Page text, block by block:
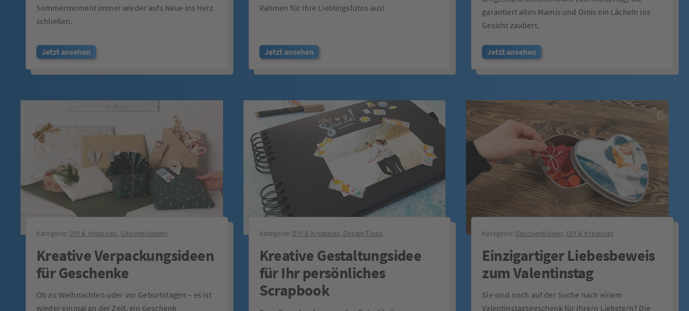
Sommermoment immer wieder aufs Neue ins Herz
schließen.
Jetzt ansehen
Rahmen für Ihre Lieblingsfotos aus!
Jetzt ansehen
garantiert allen Mamis und Omis ein Lächeln ins
Gesicht zaubert.
Jetzt ansehen
Kategorie: DIY & Kreatives, Geschenkideen
Kreative Verpackungsideen
für Geschenke
Ob zu Weihnachten oder vor Geburtstagen – es ist
wieder einmal an der Zeit, ein Geschenk
Kategorie: DIY & Kreatives, Design-Tipps
Kreative Gestaltungsidee
für Ihr persönliches
Scrapbook
Kategorie: Geschenkideen, DIY & Kreatives
Einzigartiger Liebesbeweis
zum Valentinstag
Sie sind noch auf der Suche nach einem
Valentinstagsgeschenk für Ihre/n Liebste/n? Die